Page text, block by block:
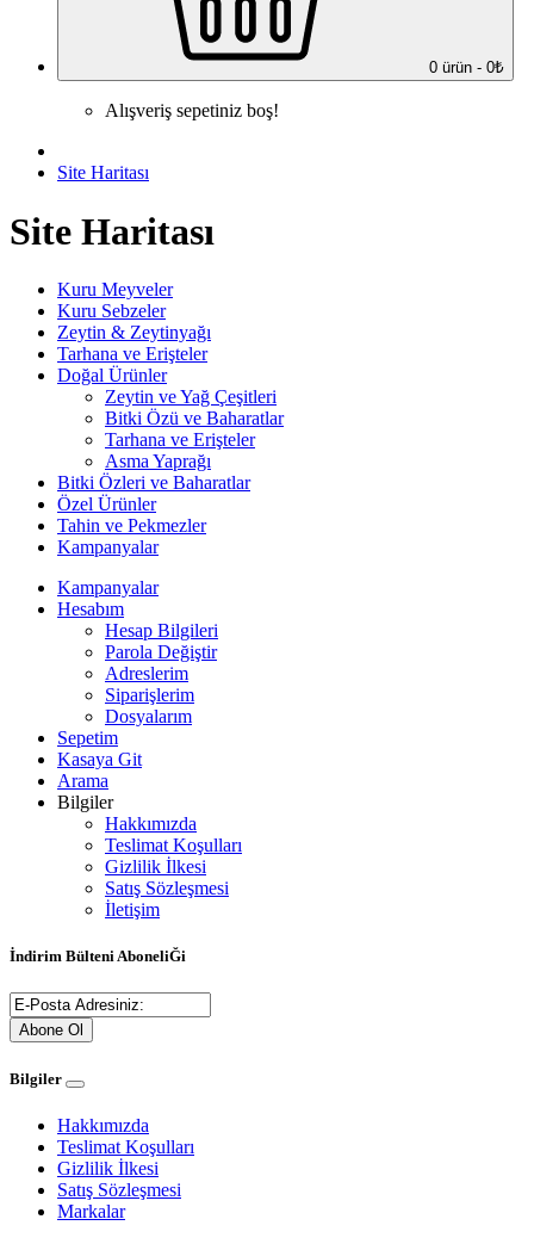
0 ürün - 0₺
Alışveriş sepetiniz boş!
Site Haritası
Site Haritası
Kuru Meyveler
Kuru Sebzeler
Zeytin & Zeytinyağı
Tarhana ve Erişteler
Doğal Ürünler
Zeytin ve Yağ Çeşitleri
Bitki Özü ve Baharatlar
Tarhana ve Erişteler
Asma Yaprağı
Bitki Özleri ve Baharatlar
Özel Ürünler
Tahin ve Pekmezler
Kampanyalar
Kampanyalar
Hesabım
Hesap Bilgileri
Parola Değiştir
Adreslerim
Siparişlerim
Dosyalarım
Sepetim
Kasaya Git
Arama
Bilgiler
Hakkımızda
Teslimat Koşulları
Gizlilik İlkesi
Satış Sözleşmesi
İletişim
İndirim Bülteni AboneliĞi
Abone Ol
Bilgiler
Hakkımızda
Teslimat Koşulları
Gizlilik İlkesi
Satış Sözleşmesi
Markalar